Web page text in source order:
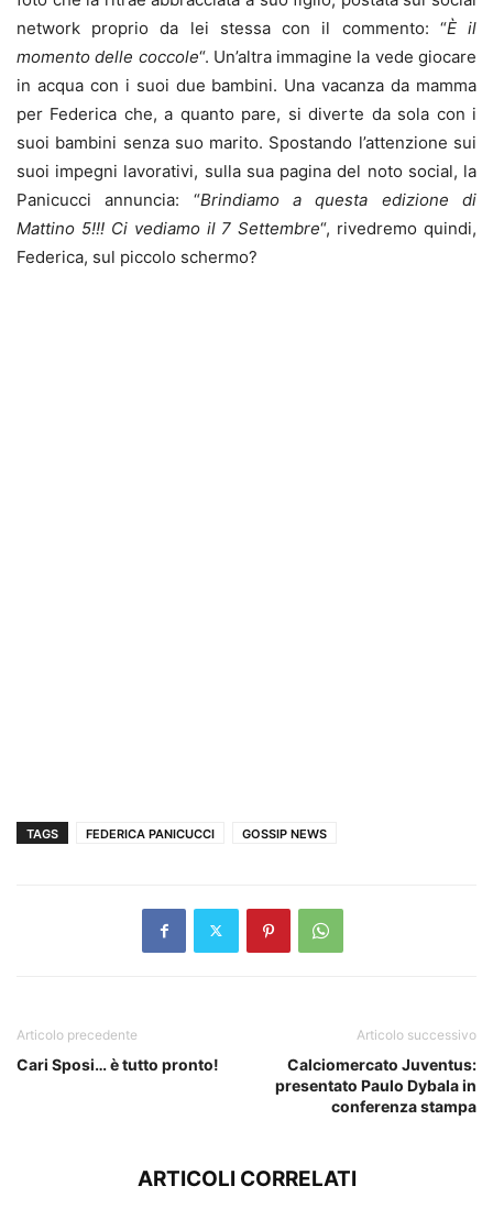
network proprio da lei stessa con il commento: “È il
momento delle coccole“. Un’altra immagine la vede giocare
in acqua con i suoi due bambini. Una vacanza da mamma
per Federica che, a quanto pare, si diverte da sola con i
suoi bambini senza suo marito. Spostando l’attenzione sui
suoi impegni lavorativi, sulla sua pagina del noto social, la
Panicucci annuncia: “Brindiamo a questa edizione di
Mattino 5!!! Ci vediamo il 7 Settembre“, rivedremo quindi,
Federica, sul piccolo schermo?
TAGS FEDERICA PANICUCCI GOSSIP NEWS
Articolo precedente
Cari Sposi… è tutto pronto!
Articolo successivo
Calciomercato Juventus:
presentato Paulo Dybala in
conferenza stampa
ARTICOLI CORRELATI